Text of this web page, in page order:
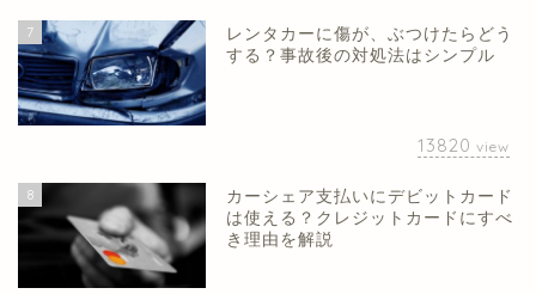
7
レンタカーに傷が、ぶつけたらどう
する？事故後の対処法はシンプル
13820 view
8
カーシェア支払いにデビットカード
は使える？クレジットカードにすべ
き理由を解説